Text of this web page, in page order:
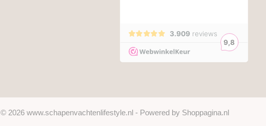
© 2026 www.schapenvachtenlifestyle.nl - Powered by Shoppagina.nl